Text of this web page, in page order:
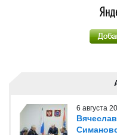
6 августа